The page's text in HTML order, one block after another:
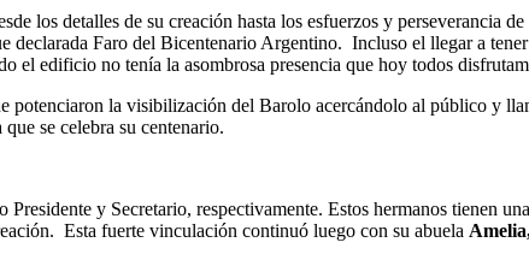
los detalles de su creación hasta los esfuerzos y perseverancia
Faro del Bicentenario Argentino. Incluso el llegar a
el edificio no tenía la asombrosa presencia que hoy todos
la visibilización del Barolo acercándolo al público y
que se celebra su centenario.
y Secretario, respectivamente. Estos hermanos tienen
Esta fuerte vinculación continuó luego con su abuela